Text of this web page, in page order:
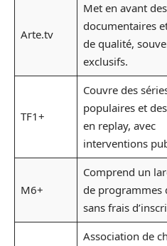
Arte.tv
Met en avant des
documentaires
de qualité,
exclusifs.
TF1+
Couvre des
populaires et
en replay, avec
interventions
M6+
Comprend un
de programmes
sans frais
Association de